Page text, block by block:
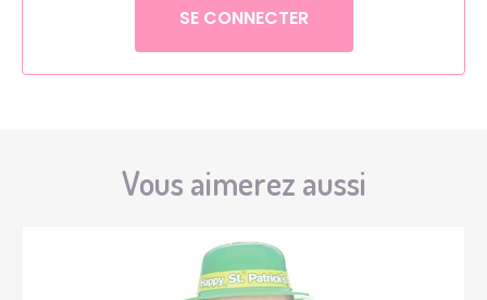
SE CONNECTER
Vous aimerez aussi